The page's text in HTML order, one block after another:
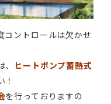
コントロールは欠かせ
ヒートポンプ蓄熱式
を行っておりますの